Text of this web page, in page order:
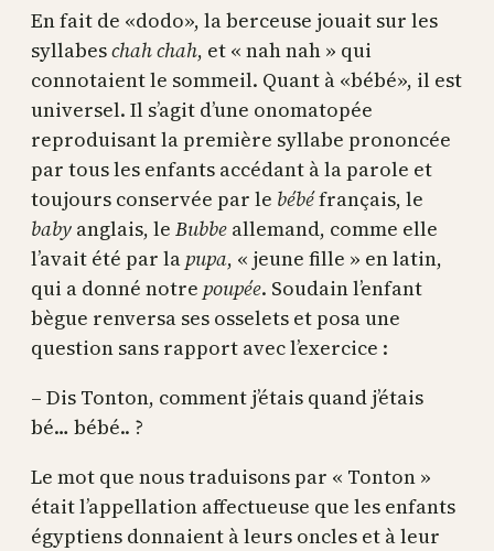
En fait de «dodo», la berceuse jouait sur les
syllabeschah chah, et « nah nah » qui
connotaient le sommeil. Quant à «bébé», il est
universel. Il s’agit d’une onomatopée
reproduisant la première syllabe prononcée
par tous les enfants accédant à la parole et
toujours conservée par le bébéfrançais, le
baby anglais, le Bubbe allemand, comme elle
l’avait été par la pupa, « jeune fille » en latin,
qui a donné notre poupée. Soudain l’enfant
bègue renversa ses osselets et posa une
question sans rapport avec l’exercice :
– Dis Tonton, comment j’étais quand j’étais
bé… bébé.. ?
Le mot que nous traduisons par « Tonton »
était l’appellation affectueuse que les enfants
égyptiens donnaient à leurs oncles et à leur